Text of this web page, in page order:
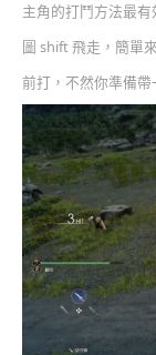
主角的打鬥方法最
圖 shift 飛走，簡單
前打，不然你準備帶